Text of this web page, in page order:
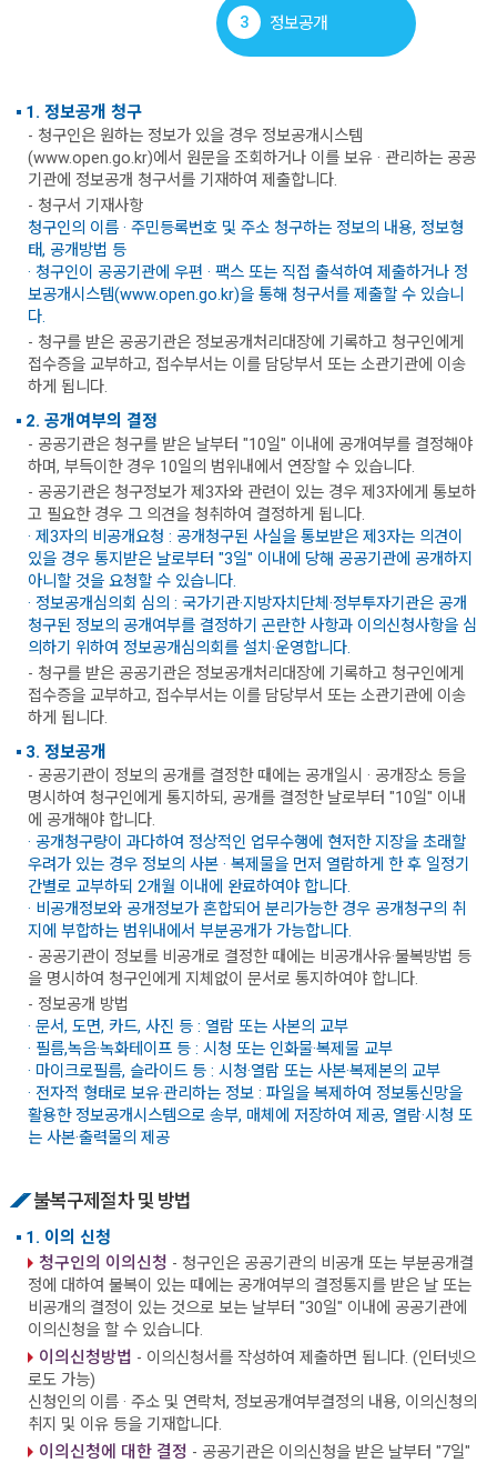
3 정보공개
1. 정보공개 청구
- 청구인은 원하는 정보가 있을 경우 정보공개시스템
(www.open.go.kr)에서 원문을 조회하거나 이를 보유 · 관리하는 공공
기관에 정보공개 청구서를 기재하여 제출합니다.
- 청구서 기재사항
청구인의 이름 · 주민등록번호 및 주소 청구하는 정보의 내용, 정보형
태, 공개방법 등
· 청구인이 공공기관에 우편 · 팩스 또는 직접 출석하여 제출하거나 정
보공개시스템(www.open.go.kr)을 통해 청구서를 제출할 수 있습니
다.
- 청구를 받은 공공기관은 정보공개처리대장에 기록하고 청구인에게
접수증을 교부하고, 접수부서는 이를 담당부서 또는 소관기관에 이송
하게 됩니다.
2. 공개여부의 결정
- 공공기관은 청구를 받은 날부터 "10일" 이내에 공개여부를 결정해야
하며, 부득이한 경우 10일의 범위내에서 연장할 수 있습니다.
- 공공기관은 청구정보가 제3자와 관련이 있는 경우 제3자에게 통보하
고 필요한 경우 그 의견을 청취하여 결정하게 됩니다.
· 제3자의 비공개요청 : 공개청구된 사실을 통보받은 제3자는 의견이
있을 경우 통지받은 날로부터 "3일" 이내에 당해 공공기관에 공개하지
아니할 것을 요청할 수 있습니다.
· 정보공개심의회 심의 : 국가기관·지방자치단체·정부투자기관은 공개
청구된 정보의 공개여부를 결정하기 곤란한 사항과 이의신청사항을 심
의하기 위하여 정보공개심의회를 설치·운영합니다.
- 청구를 받은 공공기관은 정보공개처리대장에 기록하고 청구인에게
접수증을 교부하고, 접수부서는 이를 담당부서 또는 소관기관에 이송
하게 됩니다.
3. 정보공개
- 공공기관이 정보의 공개를 결정한 때에는 공개일시 · 공개장소 등을
명시하여 청구인에게 통지하되, 공개를 결정한 날로부터 "10일" 이내
에 공개해야 합니다.
· 공개청구량이 과다하여 정상적인 업무수행에 현저한 지장을 초래할
우려가 있는 경우 정보의 사본 · 복제물을 먼저 열람하게 한 후 일정기
간별로 교부하되 2개월 이내에 완료하여야 합니다.
· 비공개정보와 공개정보가 혼합되어 분리가능한 경우 공개청구의 취
지에 부합하는 범위내에서 부분공개가 가능합니다.
- 공공기관이 정보를 비공개로 결정한 때에는 비공개사유·불복방법 등
을 명시하여 청구인에게 지체없이 문서로 통지하여야 합니다.
- 정보공개 방법
· 문서, 도면, 카드, 사진 등 : 열람 또는 사본의 교부
· 필름,녹음·녹화테이프 등 : 시청 또는 인화물·복제물 교부
· 마이크로필름, 슬라이드 등 : 시청·열람 또는 사본·복제본의 교부
· 전자적 형태로 보유·관리하는 정보 : 파일을 복제하여 정보통신망을
활용한 정보공개시스템으로 송부, 매체에 저장하여 제공, 열람·시청 또
는 사본·출력물의 제공
불복구제절차 및 방법
1. 이의 신청
청구인의 이의신청 - 청구인은 공공기관의 비공개 또는 부분공개결
정에 대하여 불복이 있는 때에는 공개여부의 결정통지를 받은 날 또는
비공개의 결정이 있는 것으로 보는 날부터 "30일" 이내에 공공기관에
이의신청을 할 수 있습니다.
이의신청방법 - 이의신청서를 작성하여 제출하면 됩니다. (인터넷으
로도 가능)
신청인의 이름 · 주소 및 연락처, 정보공개여부결정의 내용, 이의신청의
취지 및 이유 등을 기재합니다.
이의신청에 대한 결정 - 공공기관은 이의신청을 받은 날부터 "7일"